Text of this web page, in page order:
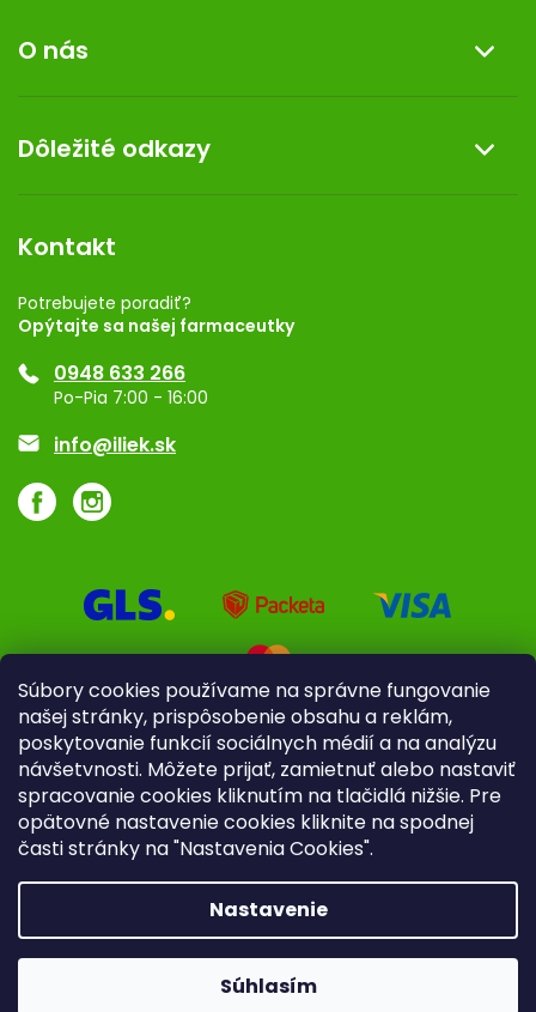
Súbory cookies používame na správne fungovanie
našej stránky, prispôsobenie obsahu a reklám,
poskytovanie funkcií sociálnych médií a na analýzu
návšetvnosti. Môžete prijať, zamietnuť alebo nastaviť
spracovanie cookies kliknutím na tlačidlá nižšie. Pre
opätovné nastavenie cookies kliknite na spodnej
časti stránky na "Nastavenia Cookies".
Nastavenie
Súhlasím
Reklamácia a vrátenie tovaru
Doprava a platba
Darček k nákupu
O nás
Kontakt
Dermocentrum
Dôležité odkazy
Rozhodnutie na prevádzku
Registrácia
Ponuka pre firmy
Značky
Kontakt
Potrebujete poradiť?
Opýtajte sa našej farmaceutky
0948 633 266
Po-Pia 7:00 - 16:00
info@iliek.sk
Pre firmy Poradenstvo
iliek.sk. Všetky práva vyhradené.
nastavenie cookies